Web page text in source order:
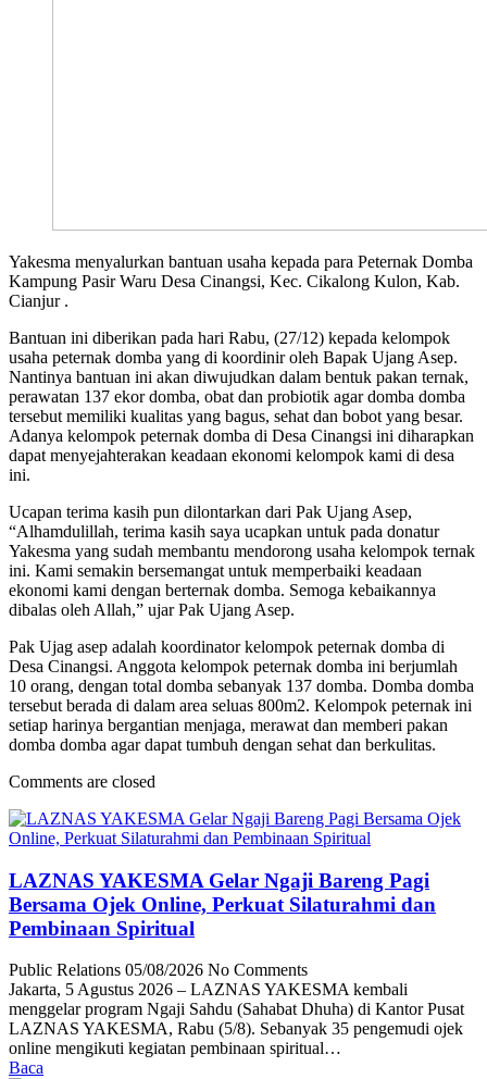
Yakesma menyalurkan bantuan usaha kepada para Peternak Domba
Kampung Pasir Waru Desa Cinangsi, Kec. Cikalong Kulon, Kab.
Cianjur .
Bantuan ini diberikan pada hari Rabu, (27/12) kepada kelompok
usaha peternak domba yang di koordinir oleh Bapak Ujang Asep.
Nantinya bantuan ini akan diwujudkan dalam bentuk pakan ternak,
perawatan 137 ekor domba, obat dan probiotik agar domba domba
tersebut memiliki kualitas yang bagus, sehat dan bobot yang besar.
Adanya kelompok peternak domba di Desa Cinangsi ini diharapkan
dapat menyejahterakan keadaan ekonomi kelompok kami di desa
ini.
Ucapan terima kasih pun dilontarkan dari Pak Ujang Asep,
“Alhamdulillah, terima kasih saya ucapkan untuk pada donatur
Yakesma yang sudah membantu mendorong usaha kelompok ternak
ini. Kami semakin bersemangat untuk memperbaiki keadaan
ekonomi kami dengan berternak domba. Semoga kebaikannya
dibalas oleh Allah,” ujar Pak Ujang Asep.
Pak Ujag asep adalah koordinator kelompok peternak domba di
Desa Cinangsi. Anggota kelompok peternak domba ini berjumlah
10 orang, dengan total domba sebanyak 137 domba. Domba domba
tersebut berada di dalam area seluas 800m2. Kelompok peternak ini
setiap harinya bergantian menjaga, merawat dan memberi pakan
domba domba agar dapat tumbuh dengan sehat dan berkulitas.
Comments are closed
LAZNAS YAKESMA Gelar Ngaji Bareng Pagi
Bersama Ojek Online, Perkuat Silaturahmi dan
Pembinaan Spiritual
Public Relations 05/08/2026 No Comments
Jakarta, 5 Agustus 2026 – LAZNAS YAKESMA kembali
menggelar program Ngaji Sahdu (Sahabat Dhuha) di Kantor Pusat
LAZNAS YAKESMA, Rabu (5/8). Sebanyak 35 pengemudi ojek
online mengikuti kegiatan pembinaan spiritual…
Baca